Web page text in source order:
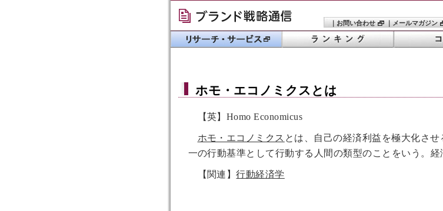
｜ お問い合わせ ｜ メールマガジン
ホモ・エコノミクス とは
【英】Homo Economicus
ホモ・エコノミクス とは、自己の経済利益を極大化させ
一の行動基準として行動する人間の類型のことをいう。経
【関連】行動経済学